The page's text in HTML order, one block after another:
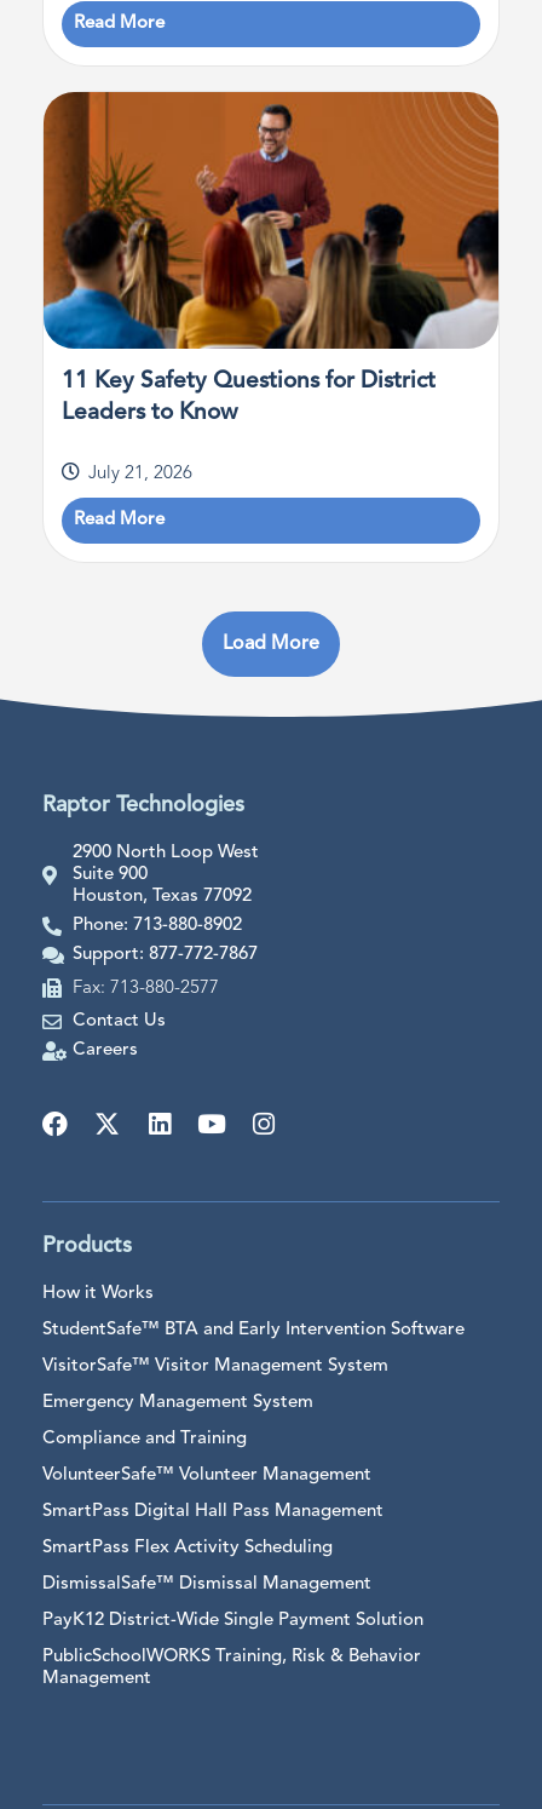
Read More
11 Key Safety Questions for District
Leaders to Know
July 21, 2026
Read More
Load More
Raptor Technologies
2900 North Loop West
Suite 900
Houston, Texas 77092
Phone: 713-880-8902
Support: 877-772-7867
Fax: 713-880-2577
Contact Us
Careers
Products
How it Works
StudentSafe™ BTA and Early Intervention Software
VisitorSafe™ Visitor Management System
Emergency Management System
Compliance and Training
VolunteerSafe™ Volunteer Management
SmartPass Digital Hall Pass Management
SmartPass Flex Activity Scheduling
DismissalSafe™ Dismissal Management
PayK12 District-Wide Single Payment Solution
PublicSchoolWORKS Training, Risk & Behavior
Management